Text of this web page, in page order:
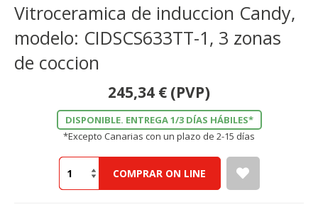
Vitroceramica de induccion Candy,
modelo: CIDSCS633TT-1, 3 zonas
de coccion
245,34 € (PVP)
DISPONIBLE. ENTREGA 1/3 DÍAS HÁBILES*
*Excepto Canarias con un plazo de 2-15 días
COMPRAR ON LINE